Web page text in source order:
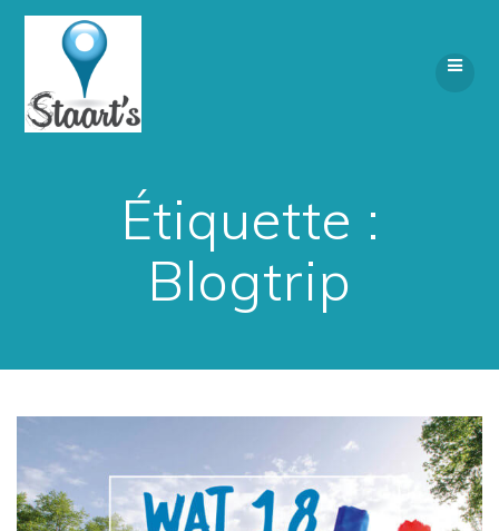
Étiquette :
Blogtrip